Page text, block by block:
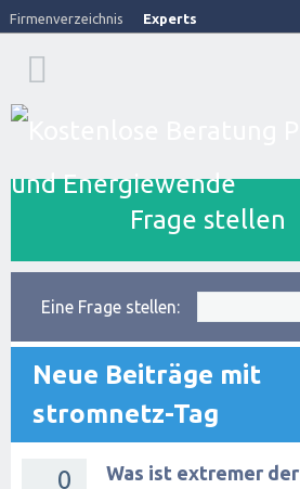
Firmenverzeichnis Experts
Frage stellen
Eine Frage stellen:
Neue Beiträge mit
stromnetz-Tag
0
Was ist extremer der